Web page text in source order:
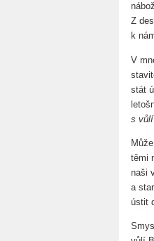
Z
k
V
stát
s
těmi
naši
a
ústit